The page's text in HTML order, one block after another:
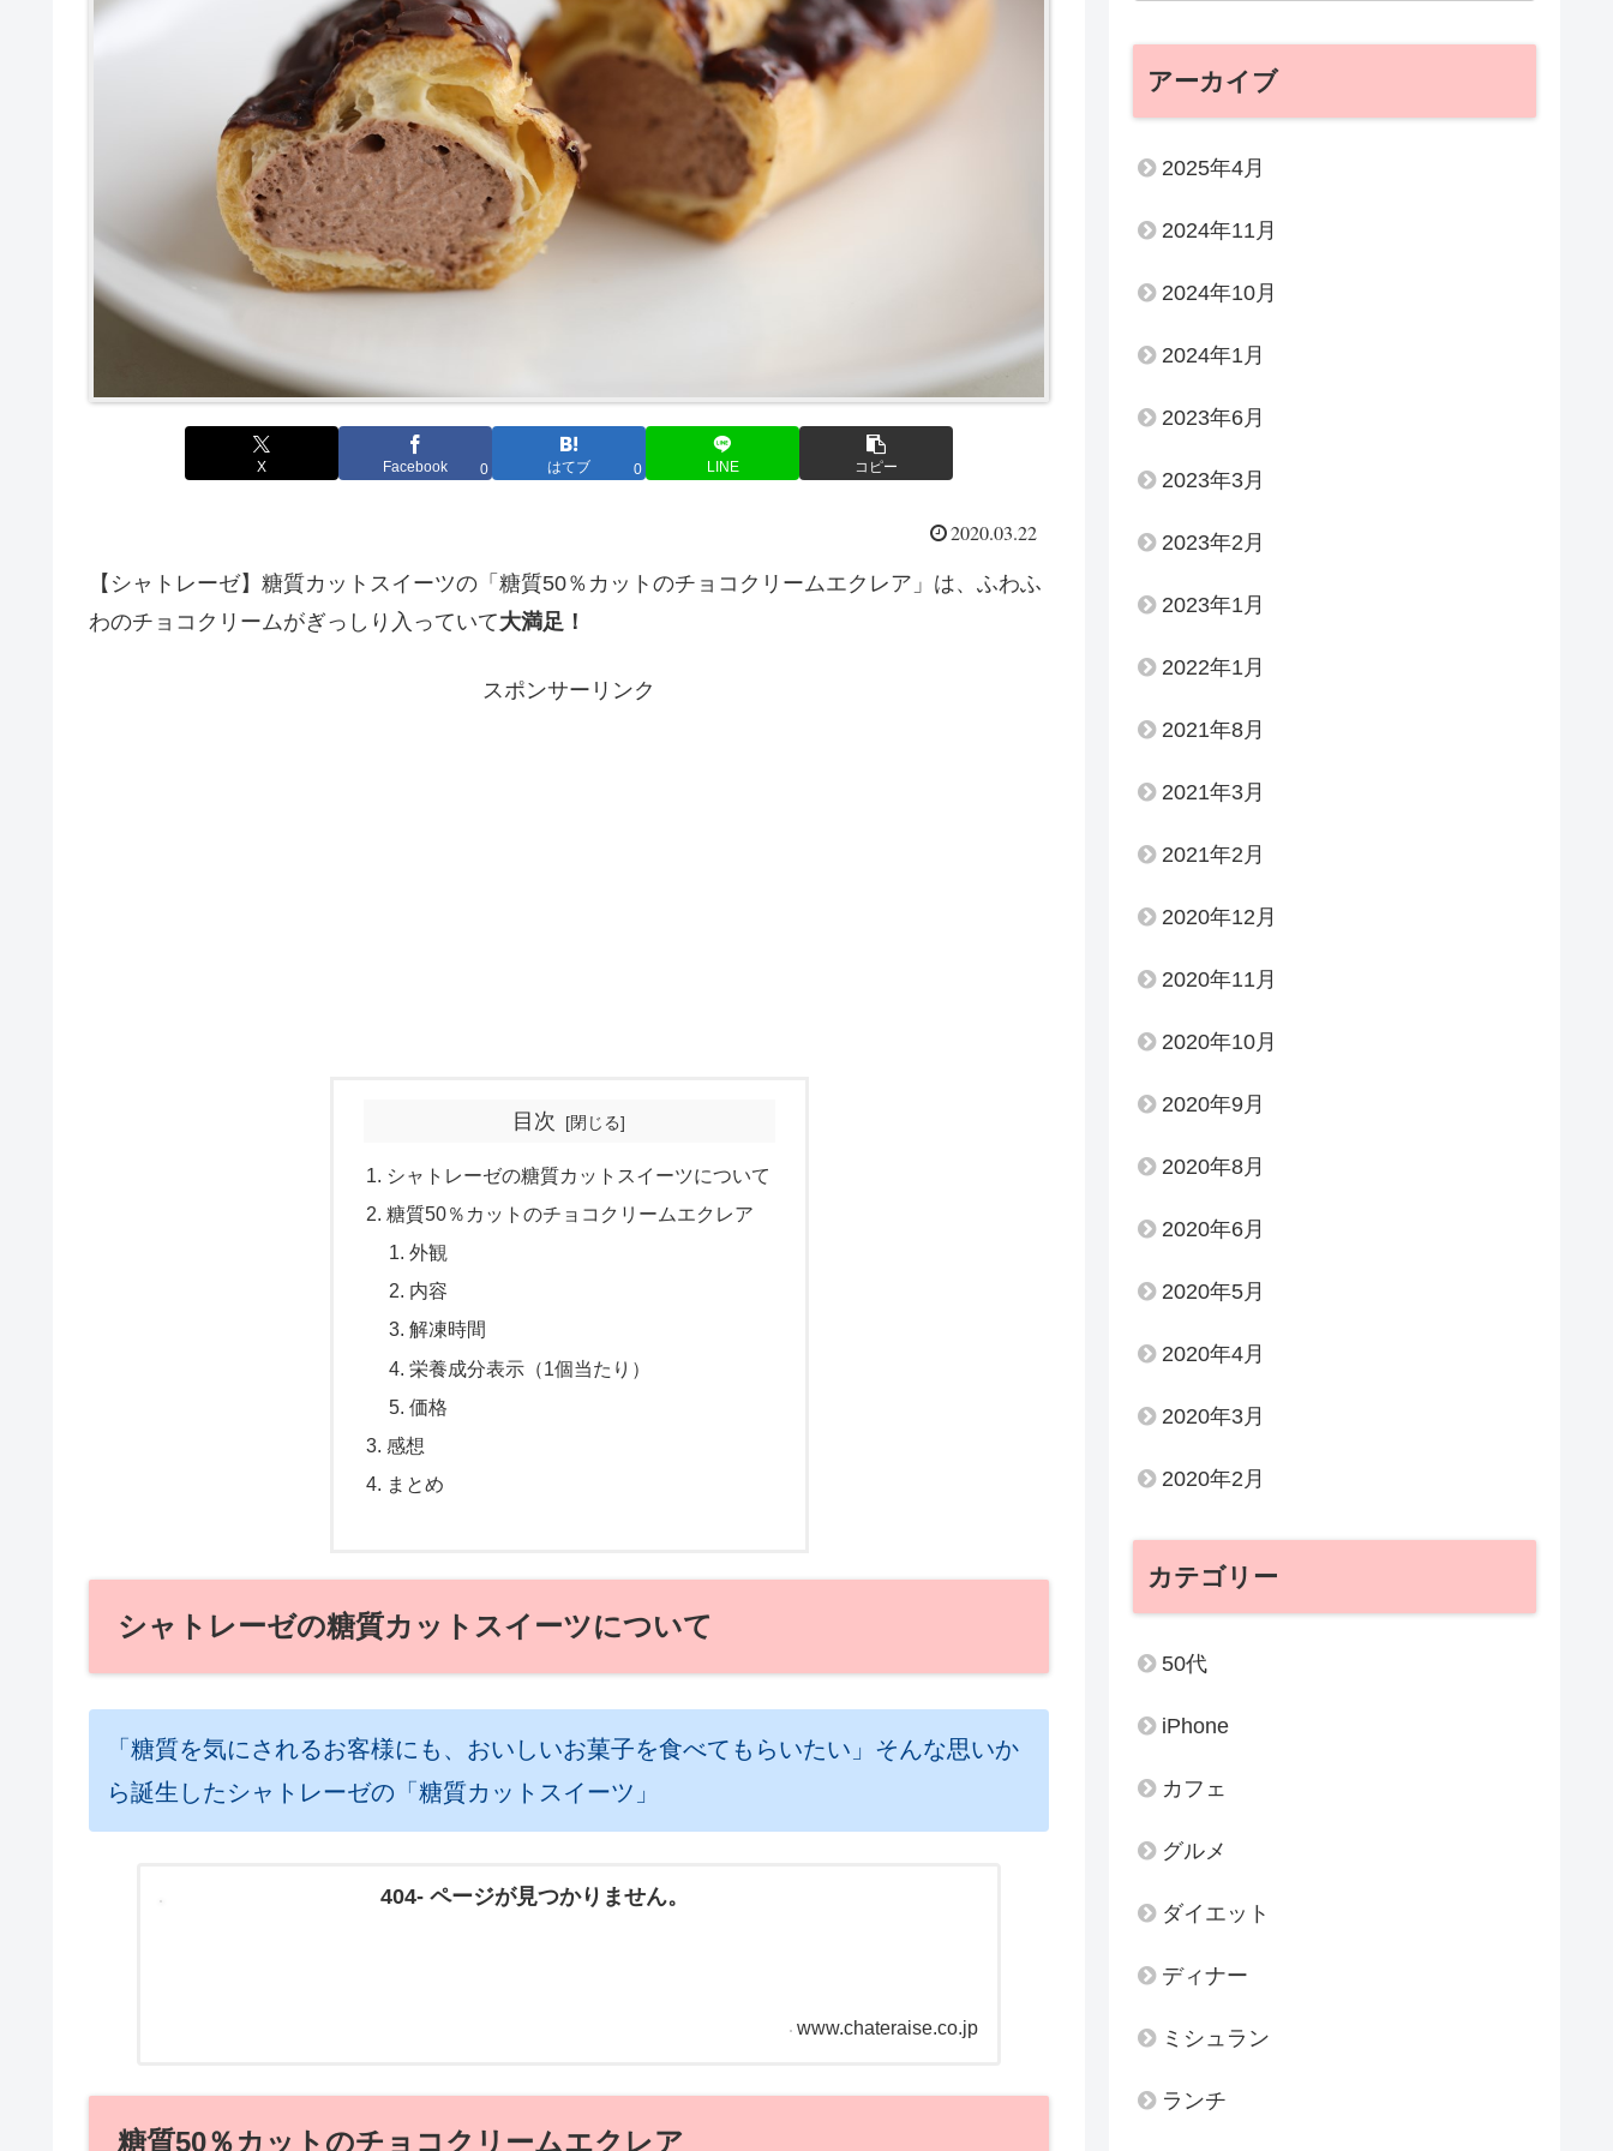
X Facebook 0 はてブ 0 LINE コピー
2020.03.22
【シャトレーゼ】糖質カットスイーツの「糖質50％カットのチョコクリームエクレア」は、ふわふ
わのチョコクリームがぎっしり入っていて大満足！
スポンサーリンク
目次
シャトレーゼの糖質カットスイーツについて
糖質50％カットのチョコクリームエクレア
外観
内容
解凍時間
栄養成分表示（1個当たり）
価格
感想
まとめ
シャトレーゼの糖質カットスイーツについて
「糖質を気にされるお客様にも、おいしいお菓子を食べてもらいたい」そんな思いか
ら誕生したシャトレーゼの「糖質カットスイーツ」
404- ページが見つかりません。
www.chateraise.co.jp
糖質50％カットのチョコクリームエクレア
アーカイブ
2025年4月
2024年11月
2024年10月
2024年1月
2023年6月
2023年3月
2023年2月
2023年1月
2022年1月
2021年8月
2021年3月
2021年2月
2020年12月
2020年11月
2020年10月
2020年9月
2020年8月
2020年6月
2020年5月
2020年4月
2020年3月
2020年2月
カテゴリー
50代
iPhone
カフェ
グルメ
ダイエット
ディナー
ミシュラン
ランチ